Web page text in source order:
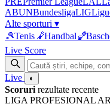
ABUNBundesligaLIG
Alte sporturi ▾
🎾Tenis 🤾Handbal🏀
Live Score
Live ◐
Scoruri rezultate recente
LIGA PROFESIONAL